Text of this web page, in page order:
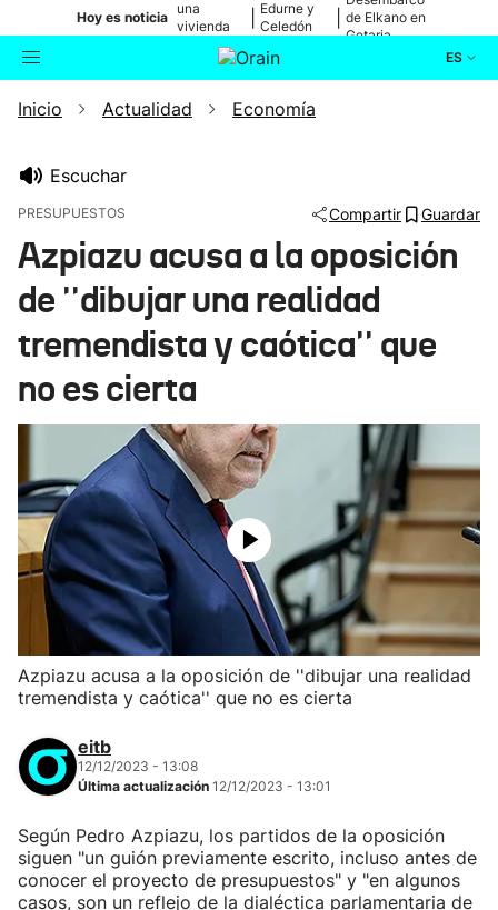
Hoy es noticia
una
vivienda
de Bilbao
Edurne y
Celedón
de Elkano en
Getaria
ES
Buscador Actualidad
Ikusmiran
Eguraldia
Inicio Actualidad Economía
Escuchar
PRESUPUESTOS Compartir Guardar
Azpiazu acusa a la oposición
de ''dibujar una realidad
tremendista y caótica'' que
no es cierta
Azpiazu acusa a la oposición de ''dibujar una realidad
tremendista y caótica'' que no es cierta
eitb
12/12/2023 - 13:08
Última actualización 12/12/2023 - 13:01
Según Pedro Azpiazu, los partidos de la oposición
siguen "un guión previamente escrito, incluso antes de
conocer el proyecto de presupuestos" y "en algunos
casos, son un reflejo de la dialéctica parlamentaria de